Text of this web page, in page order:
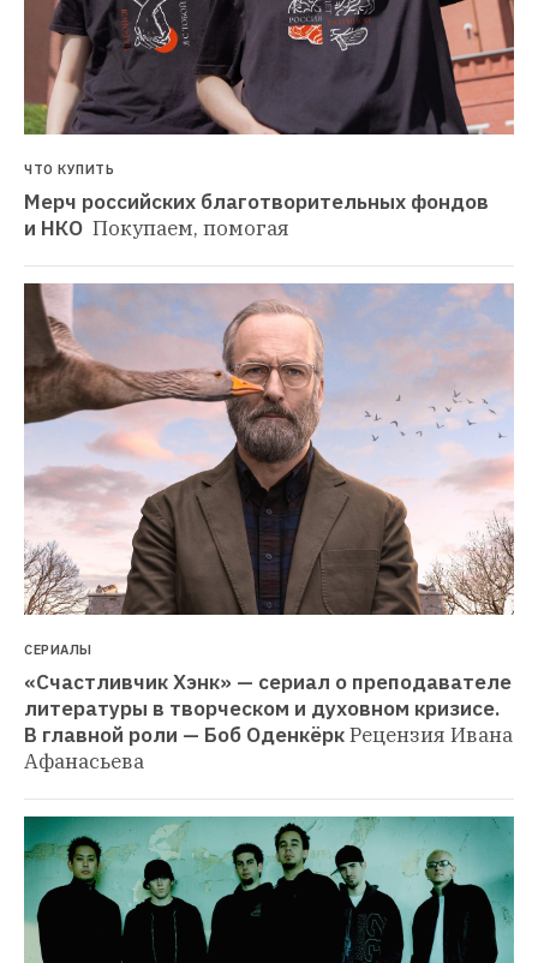
ЧТО КУПИТЬ
Мерч российских благотворительных фондов
и НКО Покупаем, помогая
СЕРИАЛЫ
«Счастливчик Хэнк» — сериал о преподавателе
литературы в творческом и духовном кризисе.
В главной роли — Боб ОденкёркРецензия Ивана
Афанасьева